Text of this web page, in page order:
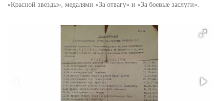
«Красной звезды», медалями «За отвагу» и «За боевые заслуги».